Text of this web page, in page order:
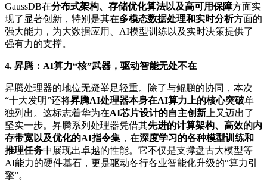
GaussDB在分布式架构、存储优化算法以及高可用保障方面实
现了显著创新，特别是其在多模态数据处理和实时分析方面的
强大能力，为大数据应用、AI模型训练以及实时决策提供了
强有力的支撑。
4. 昇腾：AI算力“核”武器，驱动智能无处不在
昇腾处理器的地位无疑举足轻重。除了与鲲鹏的协同，本次
“十大发明”还将昇腾AI处理器本身在AI算力上的核心突破单
独列出。这标志着华为在AI芯片设计的自主创新 上又迈出了
坚实一步。昇腾系列处理器凭借其先进的计算架构、高效的内
存带宽以及优化的AI指令集 ，在深度学习的各种模型训练和
推理任务中展现出卓越的性能。它不仅是支撑盘古大模型等
AI能力的硬件基石，更是驱动各行各业智能化升级的“算力引
擎”。